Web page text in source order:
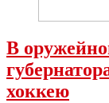
В
хоккею